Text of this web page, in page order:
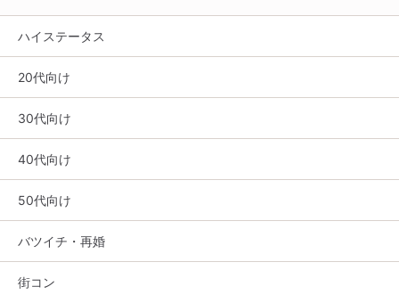
ハイステータス
20代向け
30代向け
40代向け
50代向け
バツイチ・再婚
街コン